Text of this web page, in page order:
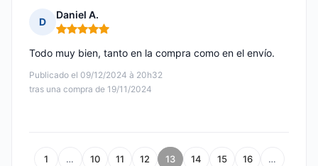
D
Daniel A.
Nota: 5 de 5
Publicado el 09/12/2024 à 20h32
tras una compra de 19/11/2024
Todo muy bien, tanto en la compra como en el envío.
1 … 10 11 12 13 14 15 16 …